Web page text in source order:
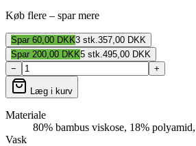
Køb flere – spar mere
Spar 60,00 DKK3 stk.357,00 DKK
Spar 200,00 DKK5 stk.495,00 DKK
−
+
Læg i kurv
Materiale
80% bambus viskose, 18%
Vask